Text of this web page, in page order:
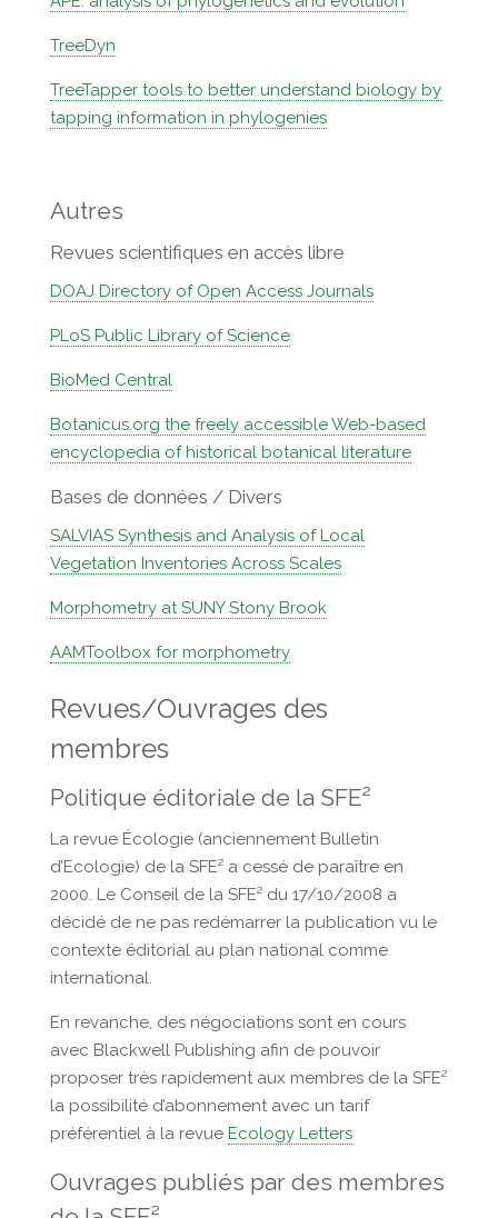
TreeDyn
TreeTapper tools to better understand biology by
tapping information in phylogenies
Autres
Revues scientifiques en accès libre
DOAJ Directory of Open Access Journals
PLoS Public Library of Science
BioMed Central
Botanicus.org the freely accessible Web-based
encyclopedia of historical botanical literature
Bases de données / Divers
SALVIAS Synthesis and Analysis of Local
Vegetation Inventories Across Scales
Morphometry at SUNY Stony Brook
AAMToolbox for morphometry
Revues/Ouvrages des
membres
Politique éditoriale de la SFE²
La revue Écologie (anciennement Bulletin
d’Ecologie) de la SFE² a cessé de paraître en
2000. Le Conseil de la SFE² du 17/10/2008 a
décidé de ne pas redémarrer la publication vu le
contexte éditorial au plan national comme
international.
En revanche, des négociations sont en cours
avec Blackwell Publishing afin de pouvoir
proposer très rapidement aux membres de la SFE²
la possibilité d’abonnement avec un tarif
préférentiel à la revue Ecology Letters
Ouvrages publiés par des membres